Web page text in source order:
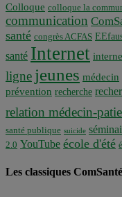
Colloque colloque la
communication
santé congrès ACFAS
santé Internet
ligne jeunes médecin
prévention recherche
relation médecin-
santé publique suicide
2.0 YouTube école d'été
Les classiques ComSanté